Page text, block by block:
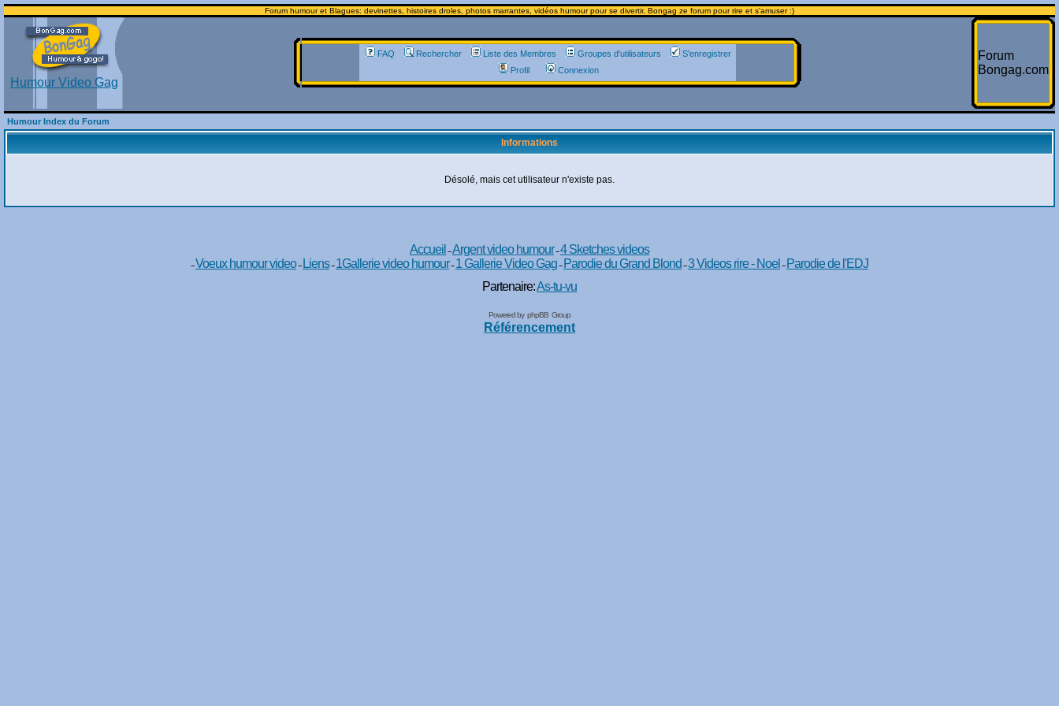
Forum humour et Blagues: devinettes, histoires droles, photos marrantes, vidéos humour pour se divertir, Bongag ze forum pour rire et s'amuser :)
Humour Video Gag
FAQ Rechercher Liste des Membres Groupes d'utilisateurs
S'enregistrer
Profil
Connexion
Forum
Bongag.com
Humour Index du Forum
Informations
Désolé, mais cet utilisateur n'existe pas.
Accueil --Argent video humour--4 Sketches videos
--Voeux humour video-- Liens--1Gallerie video humour--1 Gallerie Video Gag-- Parodie du Grand Blond --3 Videos rire - Noel -- Parodie de l'EDJ
Partenaire:As-tu-vu
Powered by phpBB Group
Référencement